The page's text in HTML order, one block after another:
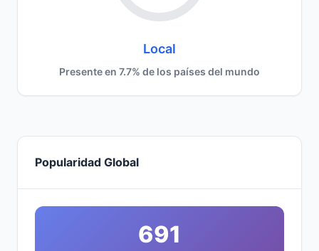
Local
Presente en 7.7% de los países del mundo
Popularidad Global
691